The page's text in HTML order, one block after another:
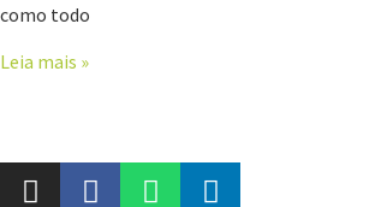
como todo
Leia mais »